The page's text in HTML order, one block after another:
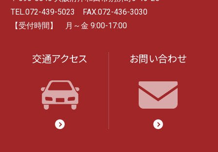
TEL.072-439-5023 FAX.072-436-3030
【受付時間】 月～金 9:00-17:00
交通アクセス お問い合わせ